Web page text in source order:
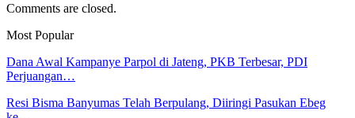
Comments are closed.
Most Popular
Dana Awal Kampanye Parpol di Jateng, PKB Terbesar, PDI
Perjuangan…
Resi Bisma Banyumas Telah Berpulang, Diiringi Pasukan Ebeg